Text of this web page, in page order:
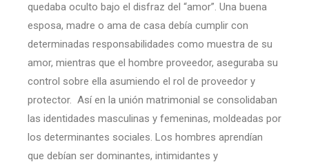
quedaba oculto bajo el disfraz del “amor”. Una buena
esposa, madre o ama de casa debía cumplir con
determinadas responsabilidades como muestra de su
amor, mientras que el hombre proveedor, aseguraba su
control sobre ella asumiendo el rol de proveedor y
protector. Así en la unión matrimonial se consolidaban
las identidades masculinas y femeninas, moldeadas por
los determinantes sociales. Los hombres aprendían
que debían ser dominantes, intimidantes y